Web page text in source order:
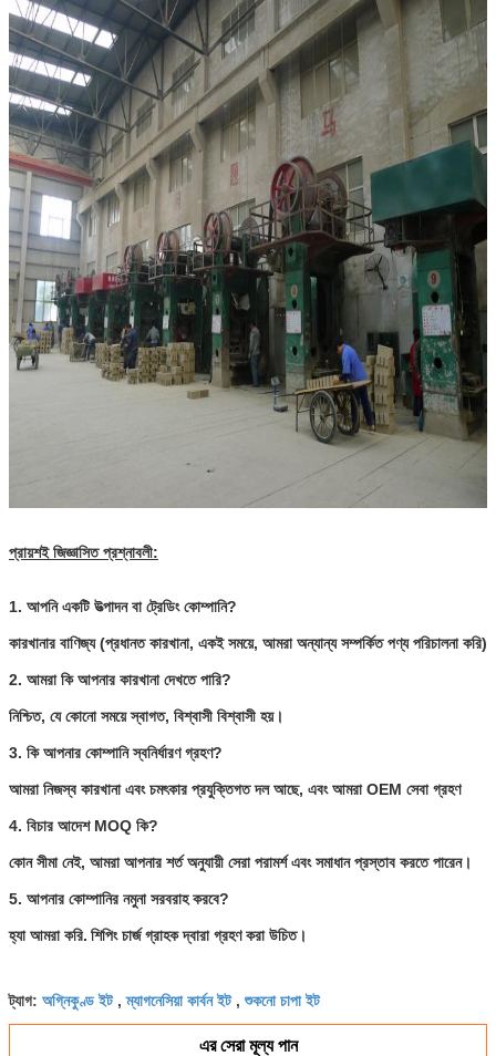
প্রায়শই জিজ্ঞাসিত প্রশ্নাবলী:
1. আপনি একটি উত্পাদন বা ট্রেডিং কোম্পানি?
কারখানার বাণিজ্য (প্রধানত কারখানা, একই সময়ে, আমরা অন্যান্য সম্পর্কিত পণ্য পরিচালনা করি)
2. আমরা কি আপনার কারখানা দেখতে পারি?
নিশ্চিত, যে কোনো সময়ে স্বাগত, বিশ্বাসী বিশ্বাসী হয়।
3. কি আপনার কোম্পানি স্বনির্ধারণ গ্রহণ?
আমরা নিজস্ব কারখানা এবং চমৎকার প্রযুক্তিগত দল আছে, এবং আমরা OEM সেবা গ্রহণ
4. বিচার আদেশ MOQ কি?
কোন সীমা নেই, আমরা আপনার শর্ত অনুযায়ী সেরা পরামর্শ এবং সমাধান প্রস্তাব করতে পারেন।
5. আপনার কোম্পানির নমুনা সরবরাহ করবে?
হ্যা আমরা করি. শিপিং চার্জ গ্রাহক দ্বারা গ্রহণ করা উচিত।
ট্যাগ: অগ্নিকুণ্ড ইট,ম্যাগনেসিয়া কার্বন ইট, শুকনো চাপা ইট
এর সেরা মূল্য পান